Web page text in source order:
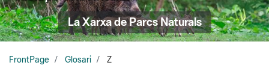
La Xarxa de Parcs Naturals
FrontPage Glosari Z